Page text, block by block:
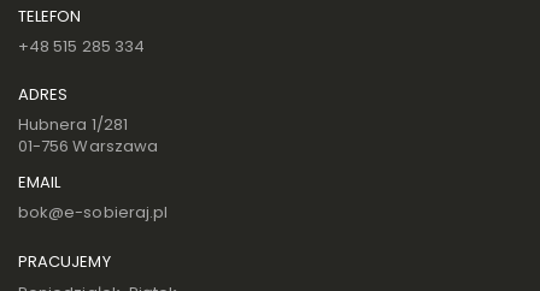
TELEFON
+48 515 285 334
ADRES
Hubnera 1/281
01-756 Warszawa
EMAIL
bok@e-sobieraj.pl
PRACUJEMY